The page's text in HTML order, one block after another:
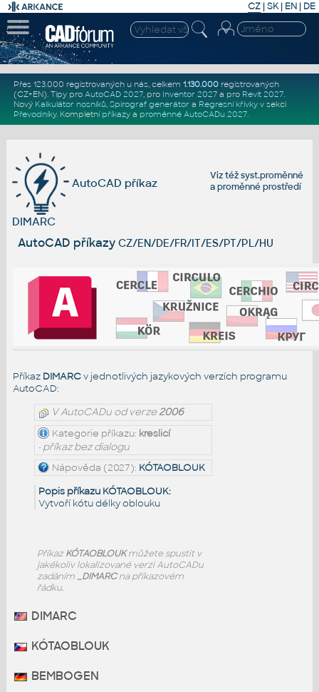
CZ | SK| EN | DE
Přes 123.000 registrovaných u nás, celkem 1.130.000registrovaných
(CZ+EN). Tipy pro AutoCAD 2027, pro Inventor 2027a pro Revit 2027.
Nový Kalkulátor nosníků, Spirograf generátor a Regresní křivkyv sekci
Převodníky. Kompletní příkazya proměnné AutoCADu 2027.
Viz téžsyst.proměnné
aproměnné prostředí
AutoCAD příkaz
DIMARC
AutoCAD příkazy CZ/EN/DE/FR/IT/ES/PT/PL/HU
Příkaz DIMARCv jednotlivých jazykových verzích programu
AutoCAD:
V AutoCADu od verze2006
Kategorie příkazu: kreslicí
• příkaz bez dialogu
Nápověda (2027): KÓTAOBLOUK
Popis příkazu KÓTAOBLOUK:
Vytvoří kótu délky oblouku
PříkazKÓTAOBLOUKmůžete spustit v
jakékoliv lokalizované verzi AutoCADu
zadáním _DIMARCna příkazovém
řádku.
DIMARC
KÓTAOBLOUK
BEMBOGEN